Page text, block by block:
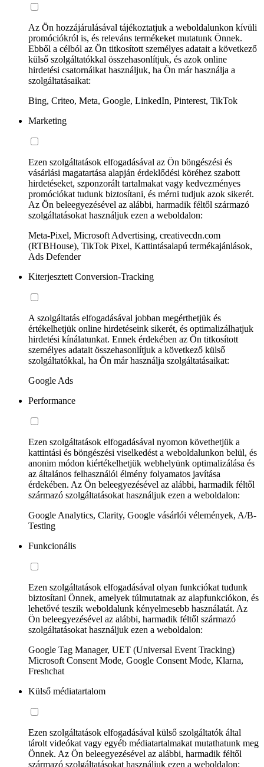
Az Ön hozzájárulásával tájékoztatjuk a weboldalunkon kívüli
promóciókról is, és releváns termékeket mutatunk Önnek.
Ebből a célból az Ön titkosított személyes adatait a következő
külső szolgáltatókkal összehasonlítjuk, és azok online
hirdetési csatornáikat használjuk, ha Ön már használja a
szolgáltatásaikat:
Bing, Criteo, Meta, Google, LinkedIn, Pinterest, TikTok
Marketing
Ezen szolgáltatások elfogadásával az Ön böngészési és
vásárlási magatartása alapján érdeklődési köréhez szabott
hirdetéseket, szponzorált tartalmakat vagy kedvezményes
promóciókat tudunk biztosítani, és mérni tudjuk azok sikerét.
Az Ön beleegyezésével az alábbi, harmadik féltől származó
szolgáltatásokat használjuk ezen a weboldalon:
Meta-Pixel, Microsoft Advertising, creativecdn.com
(RTBHouse), TikTok Pixel, Kattintásalapú termékajánlások,
Ads Defender
Kiterjesztett Conversion-Tracking
A szolgáltatás elfogadásával jobban megérthetjük és
értékelhetjük online hirdetéseink sikerét, és optimalizálhatjuk
hirdetési kínálatunkat. Ennek érdekében az Ön titkosított
személyes adatait összehasonlítjuk a következő külső
szolgáltatókkal, ha Ön már használja szolgáltatásaikat:
Google Ads
Performance
Ezen szolgáltatások elfogadásával nyomon követhetjük a
kattintási és böngészési viselkedést a weboldalunkon belül, és
anonim módon kiértékelhetjük webhelyünk optimalizálása és
az általános felhasználói élmény folyamatos javítása
érdekében. Az Ön beleegyezésével az alábbi, harmadik féltől
származó szolgáltatásokat használjuk ezen a weboldalon:
Google Analytics, Clarity, Google vásárlói vélemények, A/B-
Testing
Funkcionális
Ezen szolgáltatások elfogadásával olyan funkciókat tudunk
biztosítani Önnek, amelyek túlmutatnak az alapfunkciókon, és
lehetővé teszik weboldalunk kényelmesebb használatát. Az
Ön beleegyezésével az alábbi, harmadik féltől származó
szolgáltatásokat használjuk ezen a weboldalon:
Google Tag Manager, UET (Universal Event Tracking)
Microsoft Consent Mode, Google Consent Mode, Klarna,
Freshchat
Külső médiatartalom
Ezen szolgáltatások elfogadásával külső szolgáltatók által
tárolt videókat vagy egyéb médiatartalmakat mutathatunk meg
Önnek. Az Ön beleegyezésével az alábbi, harmadik féltől
származó szolgáltatásokat használjuk ezen a weboldalon: